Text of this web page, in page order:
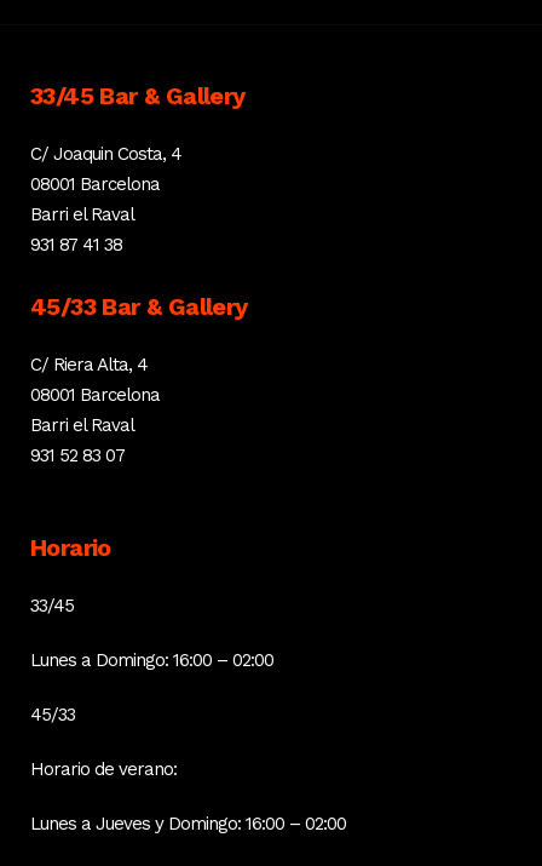
33/45 Bar & Gallery
C/ Joaquin Costa, 4
08001 Barcelona
Barri el Raval
931 87 41 38
45/33 Bar & Gallery
C/ Riera Alta, 4
08001 Barcelona
Barri el Raval
931 52 83 07
Horario
33/45
Lunes a Domingo: 16:00 – 02:00
45/33
Horario de verano:
Lunes a Jueves y Domingo: 16:00 – 02:00